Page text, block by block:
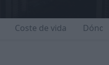
Coste de vida